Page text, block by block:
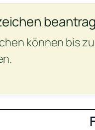
können bis